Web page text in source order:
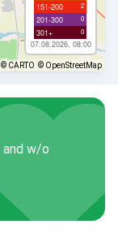
151-200 2
201-300 0
301+ 0
07.08.2026, 08:00
© CARTO © OpenStreetMap
and w/o